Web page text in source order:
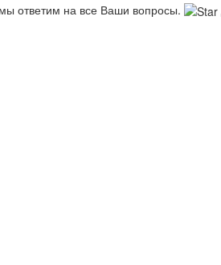
ответим на все Ваши вопросы.